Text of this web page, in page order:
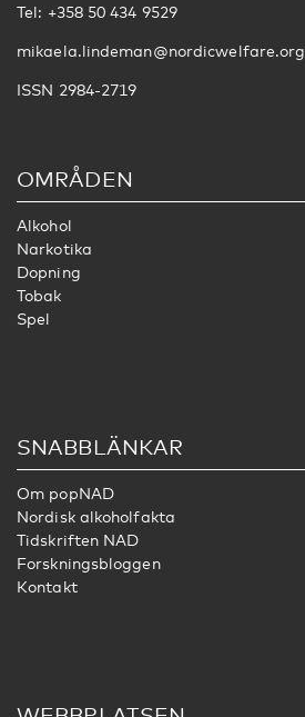
Tel: +358 50 434 9529
mikaela.lindeman@nordicwelfare.org
ISSN 2984-2719
OMRÅDEN
Alkohol
Narkotika
Dopning
Tobak
Spel
SNABBLÄNKAR
Om popNAD
Nordisk alkoholfakta
Tidskriften NAD
Forskningsbloggen
Kontakt